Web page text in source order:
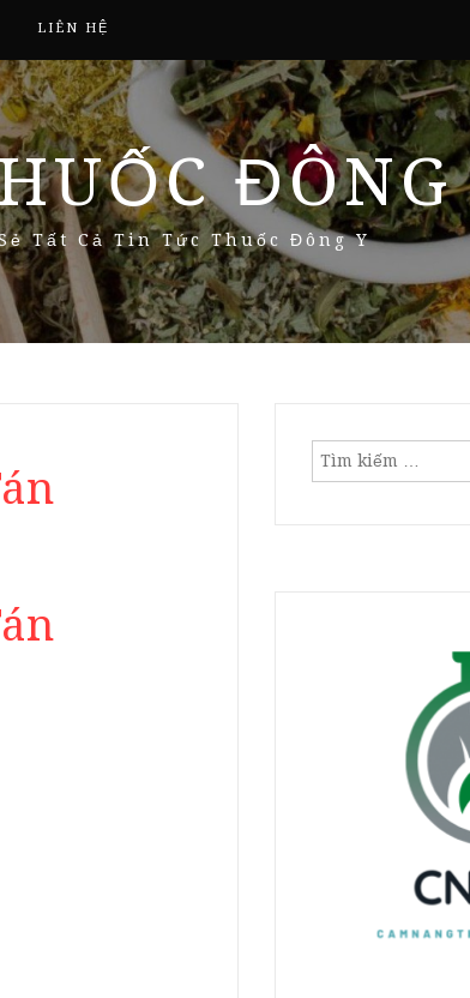
LIÊN HỆ
ĐÔNG
Tất Cả Tin Tức Thuốc Đông Y
Tìm